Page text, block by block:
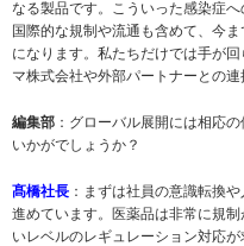
なる製品です。こういった感染症
国際的な規制や流通も含めて、今
になります。私たちだけでは手が
マ株式会社や外部パートナーとの連
編集部 ：グローバル展開には相応
いかがでしょうか？
髙橋社長 ：まずは社員の意識転換
進めています。医薬品は非常に規
いレベルのレギュレーション対応